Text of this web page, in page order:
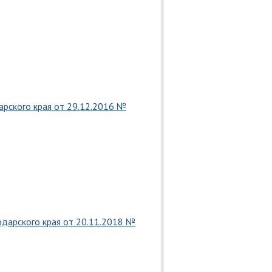
края от 29.12.2016 №
края от 20.11.2018 №